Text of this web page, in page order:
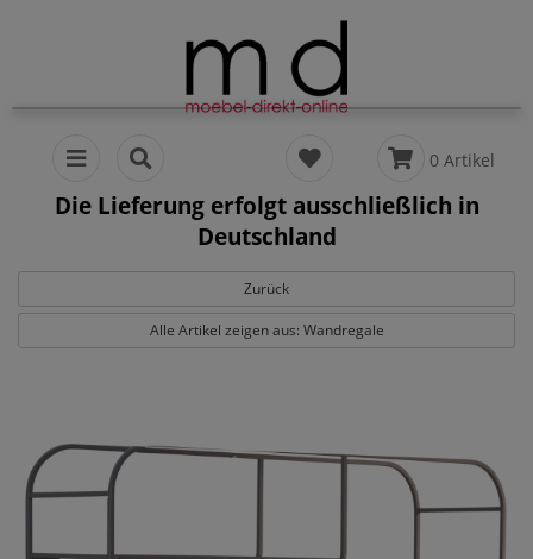
0 Artikel
Die Lieferung erfolgt ausschließlich in
Deutschland
Zurück
Alle Artikel zeigen aus: Wandregale